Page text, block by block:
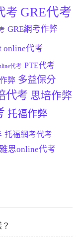
考 GRE代考
GRE網考作弊
online代考
代考 PTE代考
弊 多益保分
代考 思培作弊
托福作弊
托福網考代考
雅思online代考